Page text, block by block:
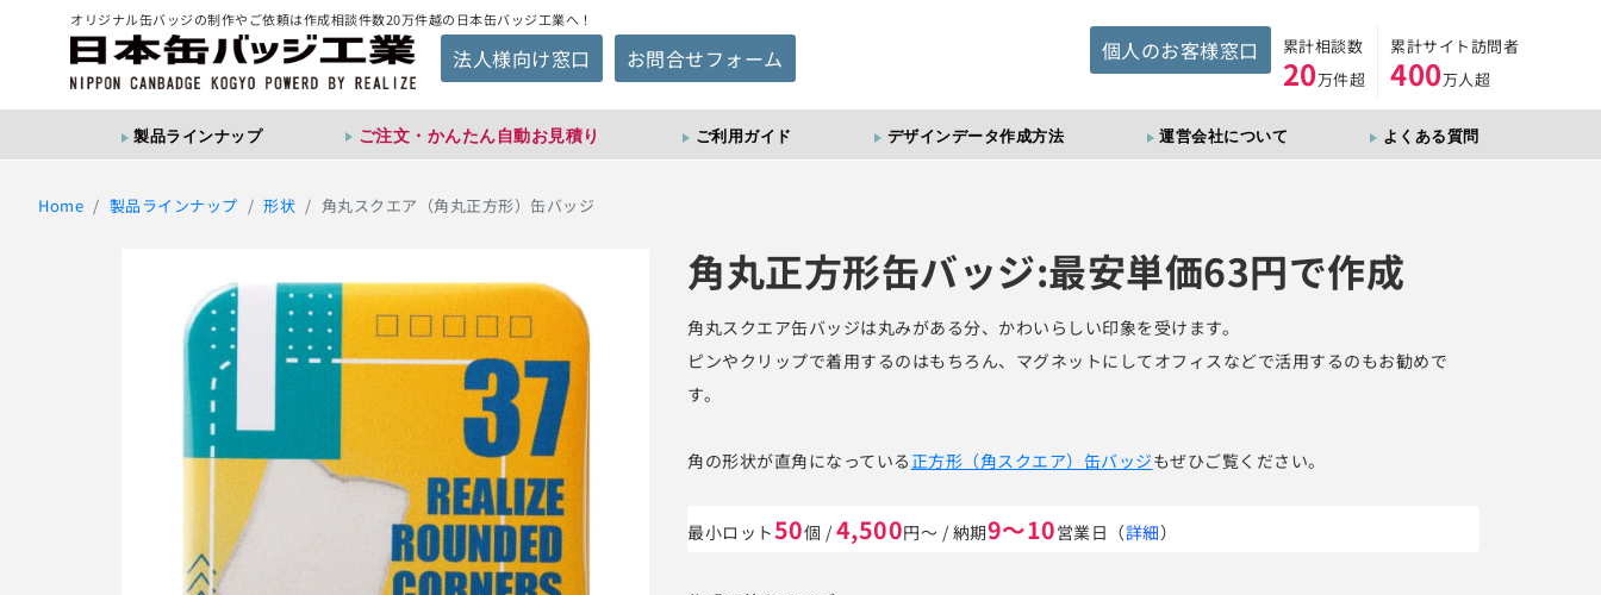
オリジナル缶バッジの制作やご依頼は作成相談件数20万件越の日本缶バッジ工業へ！
法人様向け窓口 お問合せフォーム 個人のお客様窓口 累計相談数
20万件超
累計サイト訪問者
400万人超
製品ラインナップ ご注文・かんたん自動お見積り ご利用ガイド デザインデータ作成方法 運営会社について よくある質問
Home 製品ラインナップ 形状 角丸スクエア（角丸正方形）缶バッジ
角丸正方形缶バッジ:最安単価63円で作成
角丸スクエア缶バッジは丸みがある分、かわいらしい印象を受けます。
ピンやクリップで着用するのはもちろん、マグネットにしてオフィスなどで活用するのもお勧めで
す。
角の形状が直角になっている正方形（角スクエア）缶バッジもぜひご覧ください。
最小ロット50個 / 4,500円～ / 納期9～10営業日 （詳細）